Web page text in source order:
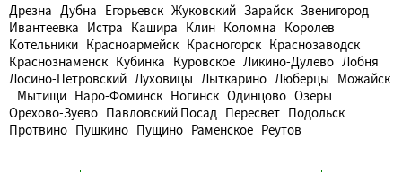
Дрезна Дубна Егорьевск Жуковский Зарайск Звенигород
Ивантеевка Истра Кашира Клин Коломна Королев
Котельники Красноармейск Красногорск Краснозаводск
Краснознаменск Кубинка Куровское Ликино-Дулево Лобня
Лосино-Петровский Луховицы Лыткарино Люберцы Можайск
Мытищи Наро-Фоминск Ногинск Одинцово Озеры
Орехово-Зуево Павловский Посад Пересвет Подольск
Протвино Пушкино Пущино Раменское Реутов